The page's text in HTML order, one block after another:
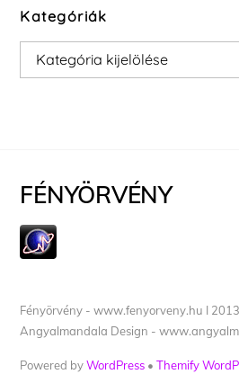
Kategóriák
Kategóriák
FÉNYÖRVÉNY
Fényörvény - www.fenyorveny.hu I
Angyalmandala Design -
Powered byWordPress •Themify